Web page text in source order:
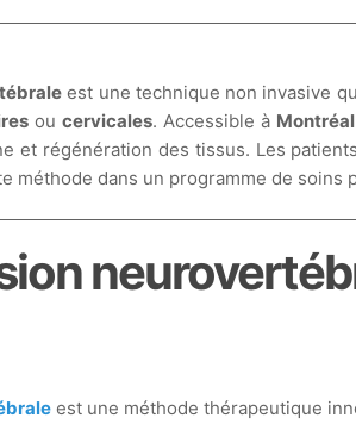
est une technique non invasive
ou cervicales. Accessible à Montréal
et régénération des tissus. Les
méthode dans un programme de
est une méthode thérapeutique